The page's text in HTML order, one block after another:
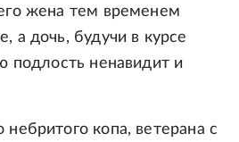
жена тем временем
а дочь, будучи в курсе
подлость ненавидит и
небритого копа, ветерана с